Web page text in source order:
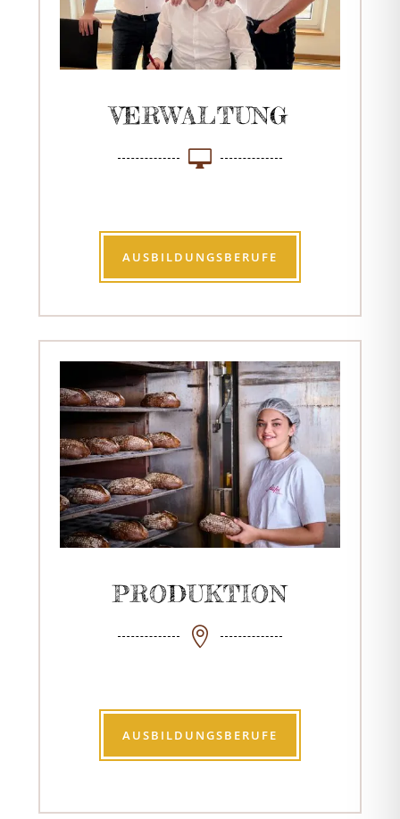
VERWALTUNG

AUSBILDUNGSBERUFE
PRODUKTION

AUSBILDUNGSBERUFE